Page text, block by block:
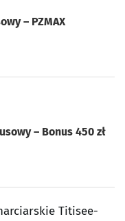
– PZMAX
– Bonus 450 zł
Titisee-